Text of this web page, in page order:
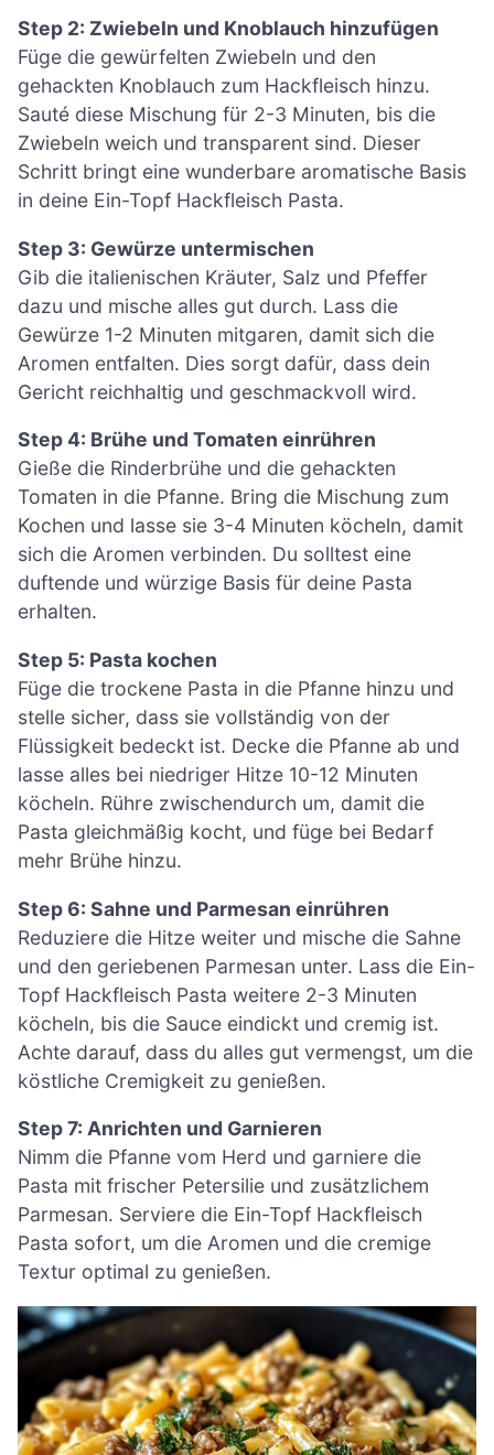
Step 2: Zwiebeln und Knoblauch hinzufügen
Füge die gewürfelten Zwiebeln und den
gehackten Knoblauch zum Hackfleisch hinzu.
Sauté diese Mischung für 2-3 Minuten, bis die
Zwiebeln weich und transparent sind. Dieser
Schritt bringt eine wunderbare aromatische Basis
in deine Ein-Topf Hackfleisch Pasta.
Step 3: Gewürze untermischen
Gib die italienischen Kräuter, Salz und Pfeffer
dazu und mische alles gut durch. Lass die
Gewürze 1-2 Minuten mitgaren, damit sich die
Aromen entfalten. Dies sorgt dafür, dass dein
Gericht reichhaltig und geschmackvoll wird.
Step 4: Brühe und Tomaten einrühren
Gieße die Rinderbrühe und die gehackten
Tomaten in die Pfanne. Bring die Mischung zum
Kochen und lasse sie 3-4 Minuten köcheln, damit
sich die Aromen verbinden. Du solltest eine
duftende und würzige Basis für deine Pasta
erhalten.
Step 5: Pasta kochen
Füge die trockene Pasta in die Pfanne hinzu und
stelle sicher, dass sie vollständig von der
Flüssigkeit bedeckt ist. Decke die Pfanne ab und
lasse alles bei niedriger Hitze 10-12 Minuten
köcheln. Rühre zwischendurch um, damit die
Pasta gleichmäßig kocht, und füge bei Bedarf
mehr Brühe hinzu.
Step 6: Sahne und Parmesan einrühren
Reduziere die Hitze weiter und mische die Sahne
und den geriebenen Parmesan unter. Lass die Ein-
Topf Hackfleisch Pasta weitere 2-3 Minuten
köcheln, bis die Sauce eindickt und cremig ist.
Achte darauf, dass du alles gut vermengst, um die
köstliche Cremigkeit zu genießen.
Step 7: Anrichten und Garnieren
Nimm die Pfanne vom Herd und garniere die
Pasta mit frischer Petersilie und zusätzlichem
Parmesan. Serviere die Ein-Topf Hackfleisch
Pasta sofort, um die Aromen und die cremige
Textur optimal zu genießen.